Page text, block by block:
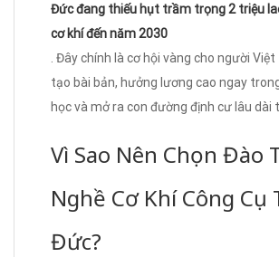
Đức đang thiếu hụt trầm trọng 2 triệu
cơ khí đến năm 2030
. Đây chính là cơ hội vàng cho người
tạo bài bản, hưởng lương cao ngay
học và mở ra con đường định cư lâu dài
Vì Sao Nên Chọn Đào
Nghề Cơ Khí Công Cụ
Đức?